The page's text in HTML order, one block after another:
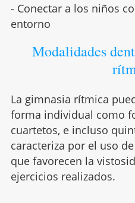
- Conectar a los niños
entorno
Modalidades
La gimnasia rítmica
forma individual como
cuartetos, e incluso
caracteriza por el uso
que favorecen la
ejercicios realizados.